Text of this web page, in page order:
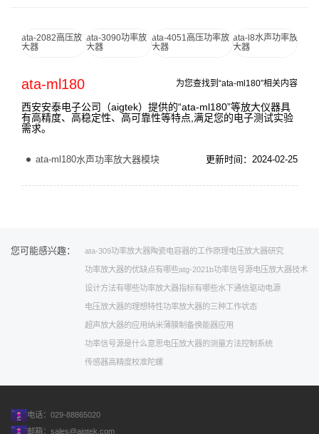
ata-2082高压放
大器
ata-3090功率放
大器
ata-4051高压功率放
大器
ata-l8水声功率放
大器
ata-ml180 为您查找到“ata-ml180”相关内容
西安安泰电子公司（aigtek）提供的“ata-ml180”等放大仪器具
有高精度、高稳定性、高可靠性等特点,满足您的电子测试实验
需求。
ata-ml180水声功率放大器模块 更新时间：2024-02-25
您可能感兴趣： ata-309功率放大器陶瓷电容器的工作原理电压放大器研究
功率放大器的优缺点有哪些atg-2021b功率信号源电压放大器技术
设计方法有哪些功率放大器指标有哪些水下通信驱动电源
电压放大器的理想特性功率放大器的三种工作状态
超声放大器的应用纳米薄膜制备换能器应用
功率信号源是什么意思电压放大器的测量方法控制系统
传感器高精度校准陀螺
电话：029-88865020
邮箱： sales@aigtek.com